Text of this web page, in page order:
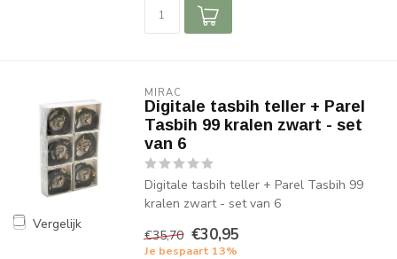
Vergelijk
MIRAC
Digitale tasbih teller + Parel
Tasbih 99 kralen zwart - set
van 6
Digitale tasbih teller + Parel Tasbih 99
kralen zwart - set van 6
€35,70 €30,95
Je bespaart 13%